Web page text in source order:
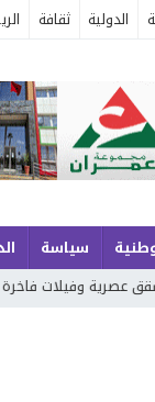
الدولية ثقافة
سياسة
بإطلالة تجمع